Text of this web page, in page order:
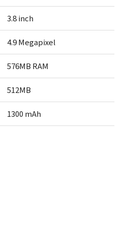
3.8 inch
4.9 Megapixel
576MB RAM
512MB
1300 mAh